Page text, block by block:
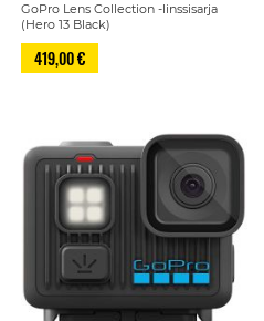
GoPro Lens Collection -linssisarja
(Hero 13 Black)
419,00 €